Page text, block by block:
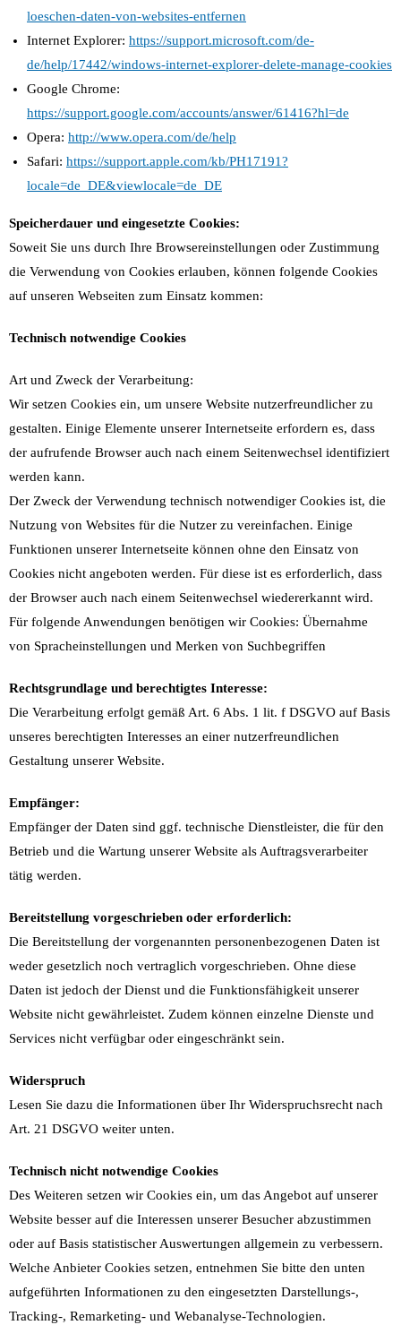
loeschen-daten-von-websites-entfernen
Internet Explorer: https://support.microsoft.com/de-
de/help/17442/windows-internet-explorer-delete-manage-cookies
Google Chrome:
https://support.google.com/accounts/answer/61416?hl=de
Opera: http://www.opera.com/de/help
Safari: https://support.apple.com/kb/PH17191?
locale=de_DE&viewlocale=de_DE
Speicherdauer und eingesetzte Cookies:
Soweit Sie uns durch Ihre Browsereinstellungen oder Zustimmung
die Verwendung von Cookies erlauben, können folgende Cookies
auf unseren Webseiten zum Einsatz kommen:
Technisch notwendige Cookies
Art und Zweck der Verarbeitung:
Wir setzen Cookies ein, um unsere Website nutzerfreundlicher zu
gestalten. Einige Elemente unserer Internetseite erfordern es, dass
der aufrufende Browser auch nach einem Seitenwechsel identifiziert
werden kann.
Der Zweck der Verwendung technisch notwendiger Cookies ist, die
Nutzung von Websites für die Nutzer zu vereinfachen. Einige
Funktionen unserer Internetseite können ohne den Einsatz von
Cookies nicht angeboten werden. Für diese ist es erforderlich, dass
der Browser auch nach einem Seitenwechsel wiedererkannt wird.
Für folgende Anwendungen benötigen wir Cookies: Übernahme
von Spracheinstellungen und Merken von Suchbegriffen
Rechtsgrundlage und berechtigtes Interesse:
Die Verarbeitung erfolgt gemäß Art. 6 Abs. 1 lit. f DSGVO auf Basis
unseres berechtigten Interesses an einer nutzerfreundlichen
Gestaltung unserer Website.
Empfänger:
Empfänger der Daten sind ggf. technische Dienstleister, die für den
Betrieb und die Wartung unserer Website als Auftragsverarbeiter
tätig werden.
Bereitstellung vorgeschrieben oder erforderlich:
Die Bereitstellung der vorgenannten personenbezogenen Daten ist
weder gesetzlich noch vertraglich vorgeschrieben. Ohne diese
Daten ist jedoch der Dienst und die Funktionsfähigkeit unserer
Website nicht gewährleistet. Zudem können einzelne Dienste und
Services nicht verfügbar oder eingeschränkt sein.
Widerspruch
Lesen Sie dazu die Informationen über Ihr Widerspruchsrecht nach
Art. 21 DSGVO weiter unten.
Technisch nicht notwendige Cookies
Des Weiteren setzen wir Cookies ein, um das Angebot auf unserer
Website besser auf die Interessen unserer Besucher abzustimmen
oder auf Basis statistischer Auswertungen allgemein zu verbessern.
Welche Anbieter Cookies setzen, entnehmen Sie bitte den unten
aufgeführten Informationen zu den eingesetzten Darstellungs-,
Tracking-, Remarketing- und Webanalyse-Technologien.